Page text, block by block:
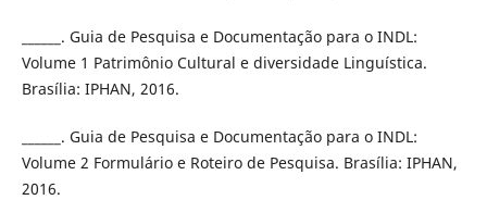
______. Guia de Pesquisa e Documentação para o INDL:
Volume 1 Patrimônio Cultural e diversidade Linguística.
Brasília: IPHAN, 2016.
______. Guia de Pesquisa e Documentação para o INDL:
Volume 2 Formulário e Roteiro de Pesquisa. Brasília: IPHAN,
2016.